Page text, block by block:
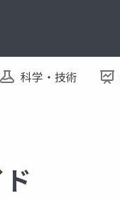
科学・技術